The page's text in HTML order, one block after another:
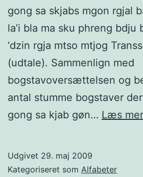
gong sa skjabs mgon rgjal
la’i bla ma sku phreng bdju
‘dzin rgja mtso mtjog
(udtale). Sammenlign med
bogstavoversættelsen og
antal stumme bogstaver
gong sa kjab gøn… Læs
Udgivet 29. maj 2009
Kategoriseret som Alfabeter